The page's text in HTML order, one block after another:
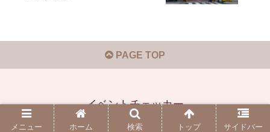
PAGE TOP
イベントチェッカー
© 2019-2026 イベントチェッカー.
メニュー ホーム 検索 トップ サイドバー